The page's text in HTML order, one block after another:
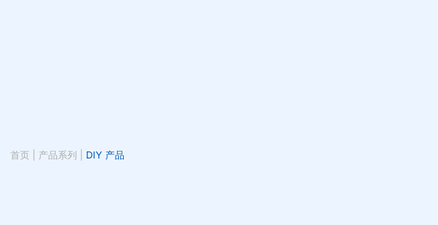
首页 产品系列 DIY 产品